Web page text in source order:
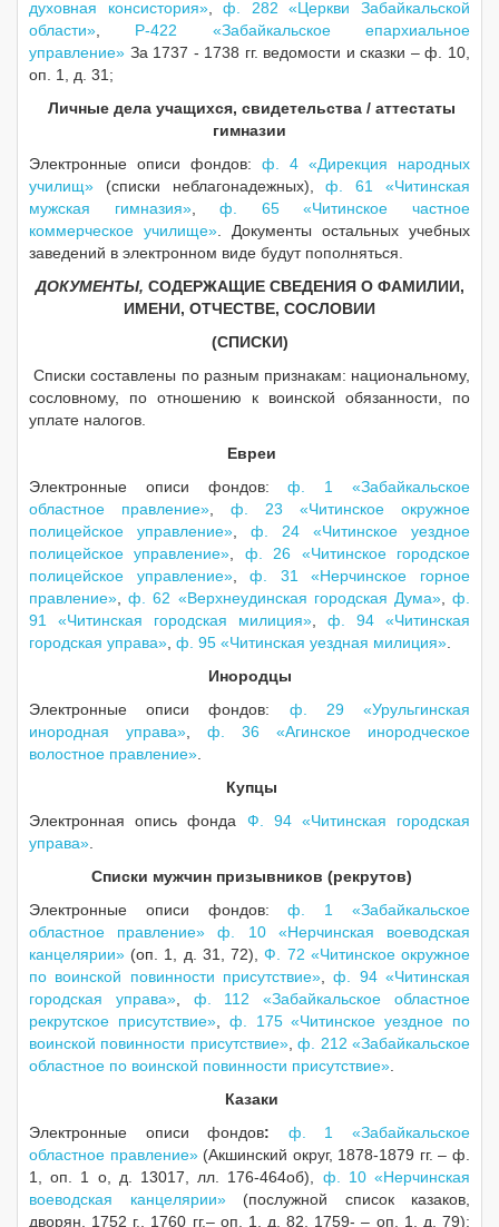
духовная консистория»,ф. 282 «Церкви Забайкальской
области»
Р-422 «Забайкальское епархиальное
управление» За 1737 - 1738 гг. ведомости и сказки – ф. 10,
оп. 1, д. 31;
Личные дела учащихся, свидетельства / аттестаты
гимназии
Электронные описи фондов: ф. 4 «Дирекция народных
училищ» (списки неблагонадежных),ф. 61 «Читинская
мужская гимназия»,ф. 65 «Читинское частное
коммерческое училище» . Документы остальных учебных
заведений в электронном виде будут пополняться.
ДОКУМЕНТЫ, СОДЕРЖАЩИЕ СВЕДЕНИЯ О ФАМИЛИИ,
ИМЕНИ, ОТЧЕСТВЕ, СОСЛОВИИ
(СПИСКИ)
Списки составлены по разным признакам: национальному,
сословному, по отношению к воинской обязанности, по
уплате налогов.
Евреи
Электронные описи фондов:ф. 1 «Забайкальское
областное правление»
ф. 23 «Читинское окружное
полицейское управление»
ф. 24 «Читинское уездное
полицейское управление»
ф. 26 «Читинское городское
полицейское управление»,ф. 31 «Нерчинское горное
правление» ,ф. 62 «Верхнеудинская городская Дума»,ф.
91 «Читинская городская милиция»
ф. 94 «Читинская
городская управа» ф. 95 «Читинская уездная милиция»
Инородцы
Электронные описи фондов: ф. 29 «Урульгинская
инородная управа»
ф. 36 «Агинское инородческое
волостное правление»
Купцы
Электронная опись фонда Ф. 94 «Читинская городская
управа»
Списки мужчин призывников (рекрутов)
Электронные описи фондов:ф. 1 «Забайкальское
областное правление»
ф. 10 «Нерчинская воеводская
канцелярии» (оп. 1, д. 31, 72),Ф. 72 «Читинское окружное
по воинской повинности присутствие» ,ф. 94 «Читинская
городская управа», ф. 112 «Забайкальское областное
рекрутское присутствие», ф. 175 «Читинское уездное по
воинской повинности присутствие»,ф. 212 «Забайкальское
областное по воинской повинности присутствие»
Казаки
Электронные описи фондов:
ф. 1 «Забайкальское
областное правление»(Акшинский округ, 1878-1879 гг. – ф.
1, оп. 1 о, д. 13017, лл. 176-464об), ф. 10 «Нерчинская
воеводская канцелярии»(послужной список казаков,
дворян, 1752 г., 1760 гг.– оп. 1, д. 82, 1759- – оп. 1, д. 79);